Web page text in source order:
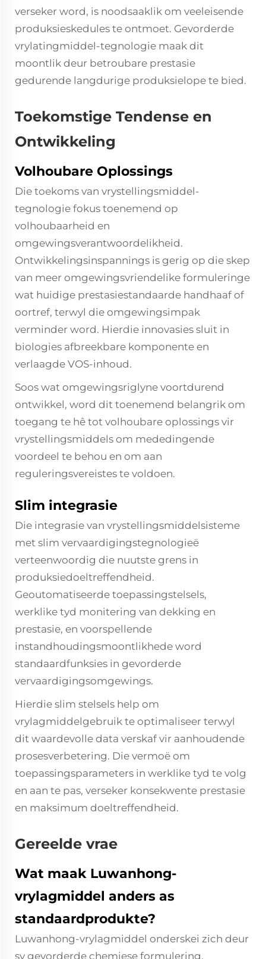
verseker word, is noodsaaklik om veeleisende
produksieskedules te ontmoet. Gevorderde
vrylatingmiddel-tegnologie maak dit
moontlik deur betroubare prestasie
gedurende langdurige produksielope te bied.
Toekomstige Tendense en
Ontwikkeling
Volhoubare Oplossings
Die toekoms van vrystellingsmiddel-
tegnologie fokus toenemend op
volhoubaarheid en
omgewingsverantwoordelikheid.
Ontwikkelingsinspannings is gerig op die skep
van meer omgewingsvriendelike formuleringe
wat huidige prestasiestandaarde handhaaf of
oortref, terwyl die omgewingsimpak
verminder word. Hierdie innovasies sluit in
biologies afbreekbare komponente en
verlaagde VOS-inhoud.
Soos wat omgewingsriglyne voortdurend
ontwikkel, word dit toenemend belangrik om
toegang te hê tot volhoubare oplossings vir
vrystellingsmiddels om mededingende
voordeel te behou en om aan
reguleringsvereistes te voldoen.
Slim integrasie
Die integrasie van vrystellingsmiddelsisteme
met slim vervaardigingstegnologieë
verteenwoordig die nuutste grens in
produksiedoeltreffendheid.
Geoutomatiseerde toepassingstelsels,
werklike tyd monitering van dekking en
prestasie, en voorspellende
instandhoudingsmoontlikhede word
standaardfunksies in gevorderde
vervaardigingsomgewings.
Hierdie slim stelsels help om
vrylagmiddelgebruik te optimaliseer terwyl
dit waardevolle data verskaf vir aanhoudende
prosesverbetering. Die vermoë om
toepassingsparameters in werklike tyd te volg
en aan te pas, verseker konsekwente prestasie
en maksimum doeltreffendheid.
Gereelde vrae
Wat maak Luwanhong-
vrylagmiddel anders as
standaardprodukte?
Luwanhong-vrylagmiddel onderskei zich deur
sy gevorderde chemiese formulering,